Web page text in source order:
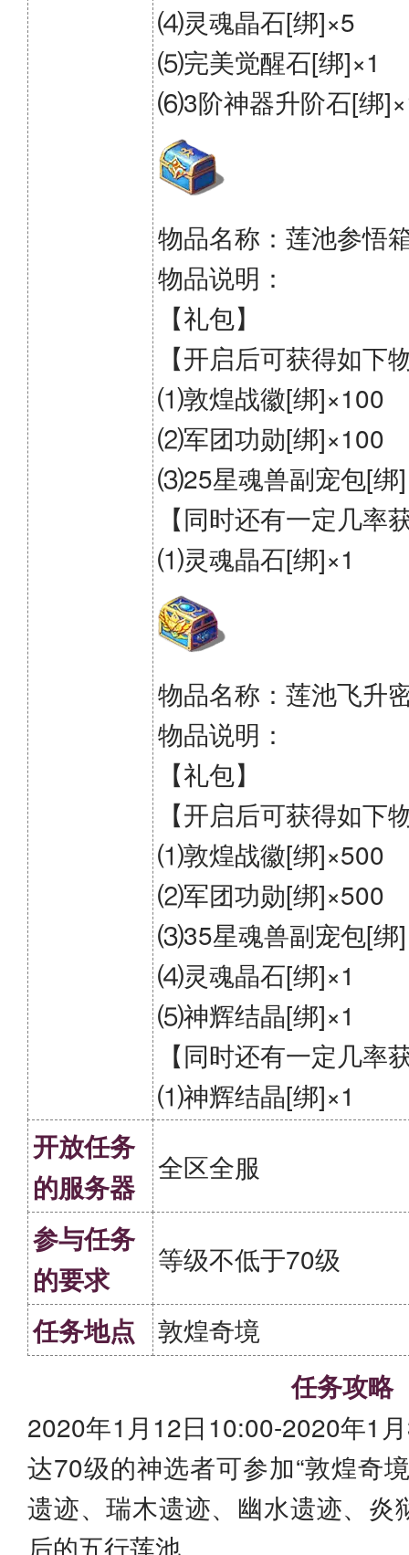
⑷灵魂晶石[绑]×5
⑸完美觉醒石[绑]×1
⑹3阶神器升阶石[绑
物品名称：莲池参悟
物品说明：
【礼包】
【开启后可获得如下
⑴敦煌战徽[绑]×100
⑵军团功勋[绑]×100
⑶25星魂兽副宠包[绑
【同时还有一定几率
⑴灵魂晶石[绑]×1
物品名称：莲池飞升
物品说明：
【礼包】
【开启后可获得如下
⑴敦煌战徽[绑]×500
⑵军团功勋[绑]×500
⑶35星魂兽副宠包[绑
⑷灵魂晶石[绑]×1
⑸神辉结晶[绑]×1
【同时还有一定几率
⑴神辉结晶[绑]×1
开放任务
的服务器
全区全服
参与任务
的要求
等级不低于70级
任务地点 敦煌奇境
任务攻略
2020年1月12日10:00-2020年1
达70级的神选者可参加“敦煌奇
遗迹、瑞木遗迹、幽水遗迹、炎
后的五行莲池。